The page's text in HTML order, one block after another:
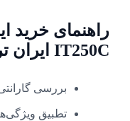
راهنمای خرید
IT250C ایران ترانس
بررسی
تطبیق